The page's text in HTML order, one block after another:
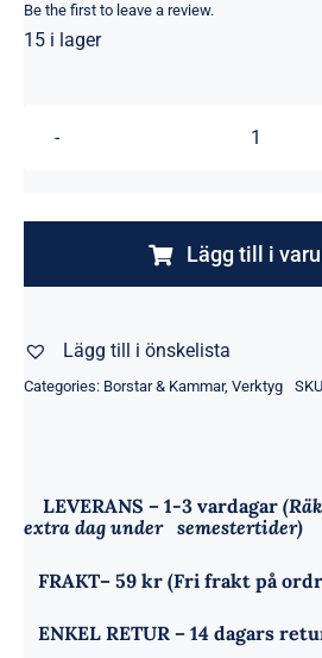
Be the first to leave a review.
15 i lager
Black
rad
borste
mängd
Lägg till i
Lägg till i önskelista
Categories: Borstar & Kammar, Verktyg
LEVERANS – 1-3 vardagar
extra dag under semestertider)
FRAKT– 59 kr (Fri frakt på
ENKEL RETUR – 14 dagars